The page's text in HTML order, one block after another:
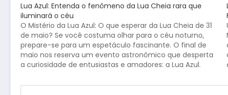
Lua Azul: Entenda o fenômeno da Lua Cheia rara que
iluminará o céu
O Mistério da Lua Azul: O que esperar da Lua Cheia de 31
de maio? Se você costuma olhar para o céu noturno,
prepare-se para um espetáculo fascinante. O final de
maio nos reserva um evento astronômico que desperta
a curiosidade de entusiastas e amadores: a Lua Azul.